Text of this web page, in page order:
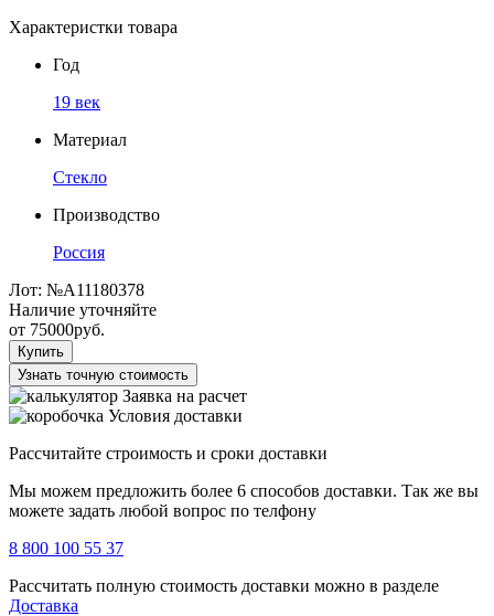
Характеристки товара
Год
19 век
Материал
Стекло
Производство
Россия
Лот: №А11180378
Наличие уточняйте
от 75000руб.
Купить
Узнать точную стоимость
Заявка на расчет
Условия доставки
Рассчитайте строимость и сроки доставки
Мы можем предложить более 6 способов доставки. Так же вы
можете задать любой вопрос по телфону
8 800 100 55 37
Рассчитать полную стоимость доставки можно в разделе
Доставка